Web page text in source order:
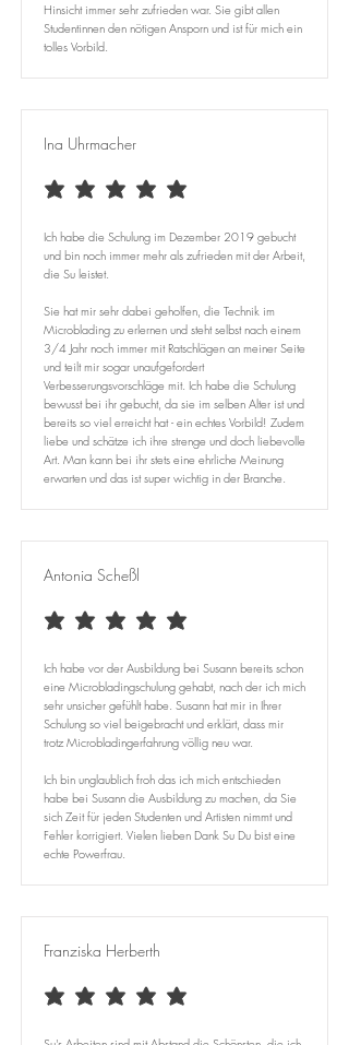
Hinsicht immer sehr zufrieden war. Sie gibt allen
Studentinnen den nötigen Ansporn und ist für mich ein
tolles Vorbild.
Ina Uhrmacher
durchschnittliches Rating ist 5 von 5
Ich habe die Schulung im Dezember 2019 gebucht
und bin noch immer mehr als zufrieden mit der Arbeit,
die Su leistet.
Sie hat mir sehr dabei geholfen, die Technik im
Microblading zu erlernen und steht selbst nach einem
3/4 Jahr noch immer mit Ratschlägen an meiner Seite
und teilt mir sogar unaufgefordert
Verbesserungsvorschläge mit. Ich habe die Schulung
bewusst bei ihr gebucht, da sie im selben Alter ist und
bereits so viel erreicht hat - ein echtes Vorbild! Zudem
liebe und schätze ich ihre strenge und doch liebevolle
Art. Man kann bei ihr stets eine ehrliche Meinung
erwarten und das ist super wichtig in der Branche.
Antonia Scheßl
durchschnittliches Rating ist 5 von 5
Ich habe vor der Ausbildung bei Susann bereits schon
eine Microbladingschulung gehabt, nach der ich mich
sehr unsicher gefühlt habe. Susann hat mir in Ihrer
Schulung so viel beigebracht und erklärt, dass mir
trotz Microbladingerfahrung völlig neu war. ​
Ich bin unglaublich froh das ich mich entschieden
habe bei Susann die Ausbildung zu machen, da Sie
sich Zeit für jeden Studenten und Artisten nimmt und
Fehler korrigiert. Vielen lieben Dank Su Du bist eine
echte Powerfrau.
Franziska Herberth
durchschnittliches Rating ist 5 von 5